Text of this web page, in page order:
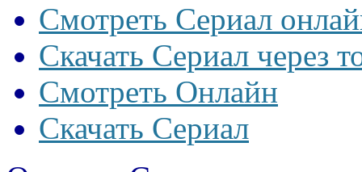
Смотреть Сериал
Скачать Сериал через
Смотреть Онлайн
Скачать Сериал